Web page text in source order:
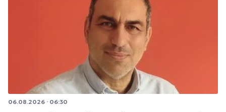
06.08.2026 · 06:30